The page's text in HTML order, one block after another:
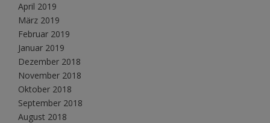
April 2019
März 2019
Februar 2019
Januar 2019
Dezember 2018
November 2018
Oktober 2018
September 2018
August 2018